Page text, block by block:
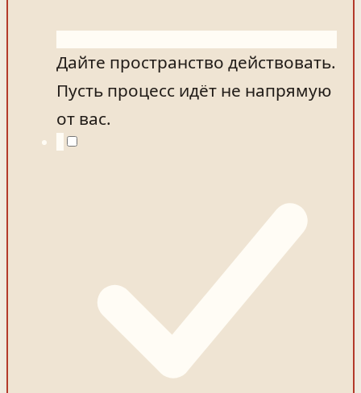
Дайте пространство действовать.
Пусть процесс идёт не напрямую
от вас.